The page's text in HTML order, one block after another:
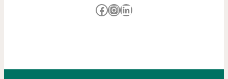
Besuche uns auf Facebook
Besuche uns auf Instagram
LinkedIn